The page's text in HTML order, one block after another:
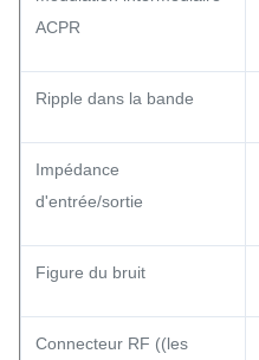
ACPR
Ripple dans la bande
Impédance
d'entrée/sortie
Figure du bruit
Connecteur RF ((les